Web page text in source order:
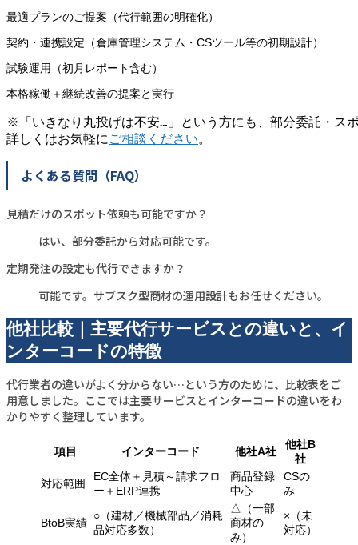
最適プランのご提案（代行範囲の明確化）
契約・連携設定（倉庫管理システム・CSツール等の初期設計）
試験運用（初月レポート含む）
本格稼働＋継続改善の提案と実行
※「いきなり丸投げは不安…」という方にも、部分委託・ス
詳しくはお気軽にご相談ください。
よくある質問（FAQ）
見積だけのスポット依頼も可能ですか？
はい、部分委託から対応可能です。
定期発注の設定も代行できますか？
可能です。サブスク型商材の運用設計もお任せください。
他社比較｜主要代行サービスとの違いと、イ
ンターコードの特徴
代行業者の違いがよく分からない…という方のために、比較表をご
用意しました。ここでは主要サービスとインターコードの違いをわ
かりやすく整理しています。
項目 インターコード 他社A社
他社B
社
対応範囲
EC全体＋見積～請求フロ
ー＋ERP連携
商品登録
中心
CSの
み
BtoB実績
○（建材／機械部品／消耗
品対応多数）
△（一部
商材の
み）
×（未
対応）